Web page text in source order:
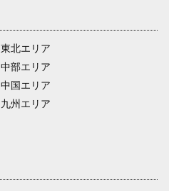
東北エリア
中部エリア
中国エリア
九州エリア